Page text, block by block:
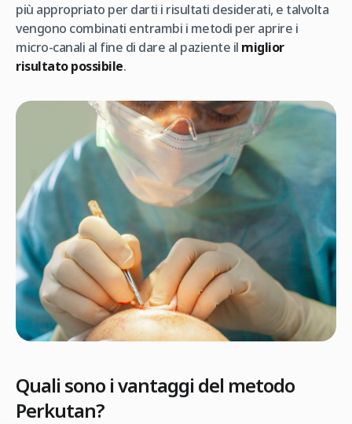
più appropriato per darti i risultati desiderati, e talvolta
vengono combinati entrambi i metodi per aprire i
micro-canali al fine di dare al paziente il miglior
risultato possibile.
Quali sono i vantaggi del metodo
Perkutan?